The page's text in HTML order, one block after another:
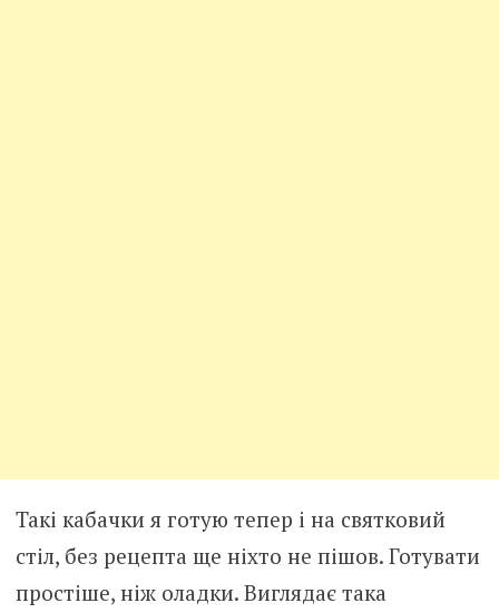
Такі кабачки я готую тепер і на святковий
стіл, без рецепта ще ніхто не пішов. Готувати
простіше, ніж оладки. Виглядає така